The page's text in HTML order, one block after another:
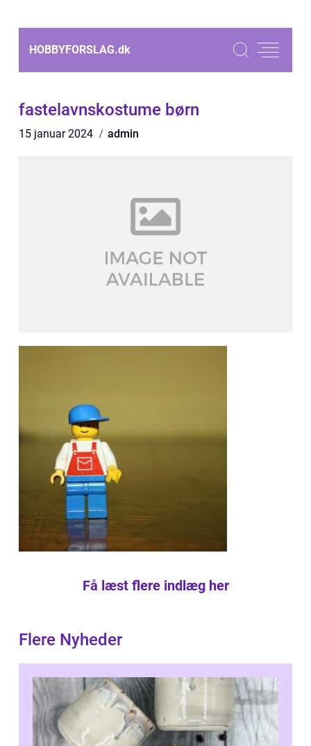
HOBBYFORSLAG.dk
fastelavnskostume børn
15 januar 2024 admin
Få læst flere indlæg her
Flere Nyheder